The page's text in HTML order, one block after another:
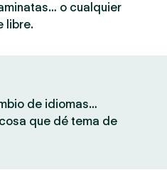
o cualquier
libre.
de idiomas…
que dé tema de